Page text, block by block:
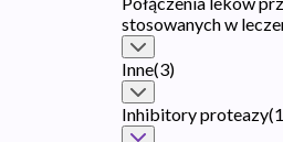
stosowanych w
Inne(3)
Inhibitory proteazy(1